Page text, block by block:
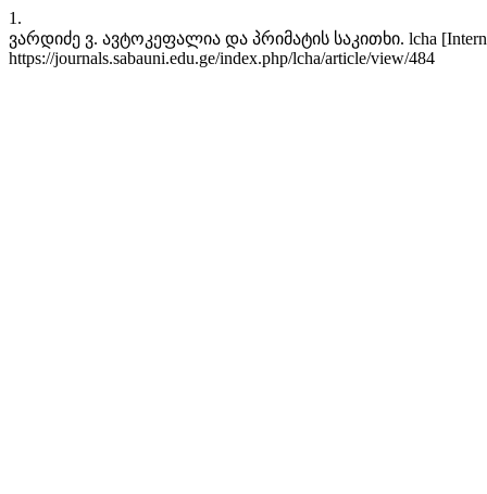
1.
ვარდიძე ვ. ავტოკეფალია და პრიმატის საკითხი. lcha
https://journals.sabauni.edu.ge/index.php/lcha/article/view/484